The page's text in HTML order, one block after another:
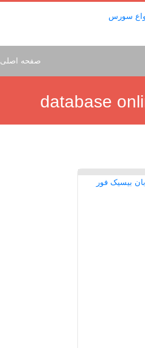
صفحه اصلی
database